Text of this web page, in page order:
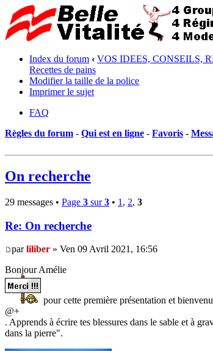
Index du forum ‹ VOS IDEES, CONSEILS,
Recettes de pains
Modifier la taille de la police
Imprimer le sujet
FAQ
Règles du forum - Qui est en ligne - Favoris -
On recherche
29 messages • Page 3 sur3 • 1 , 2, 3
Re: On recherche
parliliber » Ven 09 Avril 2021, 16:56
Bonjour Amélie
pour cette première présentation et
@+
. Apprends à écrire tes blessures dans le sable et à
dans la pierre".